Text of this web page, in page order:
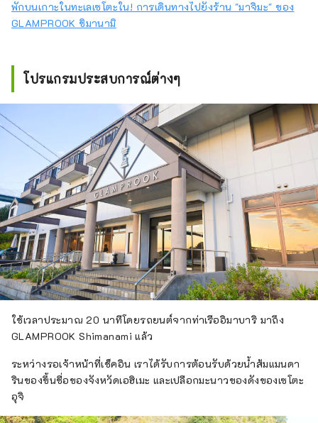
พักบนเกาะในทะเลเซโตะใน! การเดินทางไปยังร้าน "มาจิมะ" ของ
GLAMPROOK ชิมานามิ
โปรแกรมประสบการณ์ต่างๆ
ใช้เวลาประมาณ 20 นาทีโดยรถยนต์จากท่าเรืออิมาบาริ มาถึง
GLAMPROOK Shimanami แล้ว
ระหว่างรอเจ้าหน้าที่เช็คอิน เราได้รับการต้อนรับด้วยน้ำส้มแมนดา
รินของขึ้นชื่อของจังหวัดเอฮิเมะ และเปลือกมะนาวของดังของเซโตะ
อุจิ